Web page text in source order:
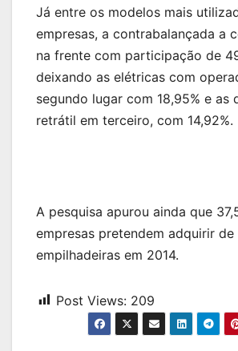
Já entre os modelos mais
empresas, a contrabalançada a
na frente com participação de
deixando as elétricas com
segundo lugar com 18,95% e as
retrátil em terceiro, com 14,92%.
A pesquisa apurou ainda que
empresas pretendem adquirir de
empilhadeiras em 2014.
Post Views: 209